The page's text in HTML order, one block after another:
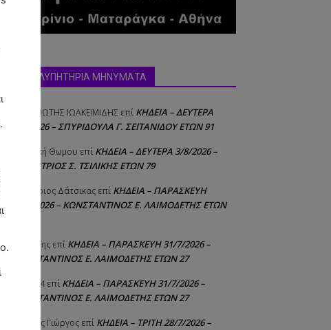
ΣΥΛΛΥΠΗΤΗΡΙΑ ΜΗΝΥΜΑΤΑ
ΠΑΝΑΓΙΩΤΗΣ IΩΑΚΕΙΜΙΔΗΣ επί ΚΗΔΕΙΑ – ΔΕΥΤΕΡΑ
3/8/2026 – ΣΠΥΡΙΔΟΥΛΑ Γ. ΣΕΪΤΑΝΙΔΟΥ ΕΤΩΝ 91
Αγγελική Θωμου επί ΚΗΔΕΙΑ – ΔΕΥΤΕΡΑ 3/8/2026 –
ΔΗΜΗΤΡΙΟΣ Σ. ΤΣΙΛΙΚΗΣ ΕΤΩΝ 79
Δημήτριος Δάτσικας επί ΚΗΔΕΙΑ – ΠΑΡΑΣΚΕΥΗ
31/7/2026 – ΚΩΝΣΤΑΝΤΙΝΟΣ Ε. ΛΑΙΜΟΔΕΤΗΣ ΕΤΩΝ
Λευτέρης επί ΚΗΔΕΙΑ – ΠΑΡΑΣΚΕΥΗ 31/7/2026 –
ΚΩΝΣΤΑΝΤΙΝΟΣ Ε. ΛΑΙΜΟΔΕΤΗΣ ΕΤΩΝ 27
Raniad4 επί ΚΗΔΕΙΑ – ΠΑΡΑΣΚΕΥΗ 31/7/2026 –
ΚΩΝΣΤΑΝΤΙΝΟΣ Ε. ΛΑΙΜΟΔΕΤΗΣ ΕΤΩΝ 27
Σιούτης Γιώργος επί ΚΗΔΕΙΑ – ΤΡΙΤΗ 28/7/2026 –